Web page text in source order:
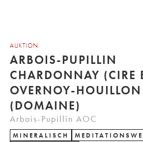
AUKTION
ARBOIS-PUPILLIN
CHARDONNAY (CIRE
OVERNOY-HOUILLON
(DOMAINE)
Arbois-Pupillin AOC
MINERALISCH